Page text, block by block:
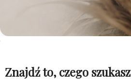
Znajdź to, czego szukasz